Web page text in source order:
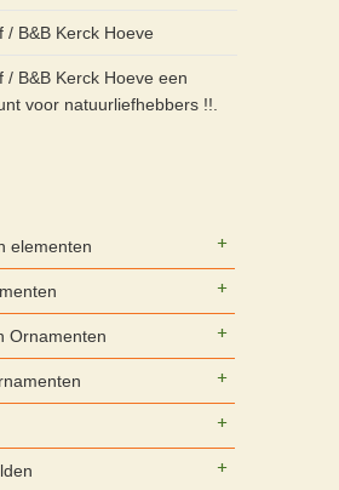
/ B&B Kerck Hoeve
/ B&B Kerck Hoeve een
voor natuurliefhebbers !!.
elementen
Ornamenten